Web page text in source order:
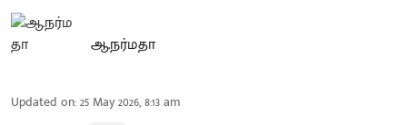
ஆ.நர்மதா
Updated on:25 May 2026, 8:13 am